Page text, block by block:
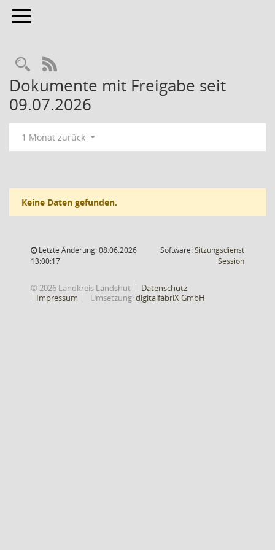
Toggle navigation
Rechercheauswahl
RSS-Feed
Dokumente mit Freigabe seit
09.07.2026
1 Monat zurück
Keine Daten gefunden.
Letzte Änderung: 08.06.2026
13:00:17
Software:Sitzungsdienst
Session(Wird in
© 2026 Landkreis Landshut
Datenschutz
Impressum
Umsetzung:digitalfabriX GmbH